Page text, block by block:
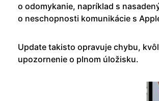
o odomykanie, napríklad s
o neschopnosti komunikácie s
Update takisto opravuje chybu,
upozornenie o plnom úložisku.